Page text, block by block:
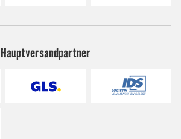
Hauptversandpartner